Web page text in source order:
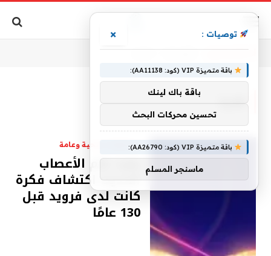
استشارات صحية وعامة
يعيد علم الأعصاب
الحديث اكتشاف فكرة
كانت لدى فرويد قبل
130 عامًا
توصيات : ×
باقة متميزة VIP (كود: AA11138):
باقة باك لينك
تحسين محركات البحث
باقة متميزة VIP (كود: AA26790):
ماسنجر المسلم